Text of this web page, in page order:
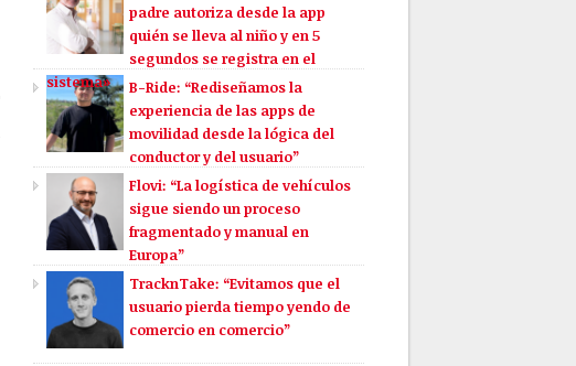
padre autoriza desde la app
quién se lleva al niño y en 5
segundos se registra en el
sistema»
B-Ride: “Rediseñamos la
experiencia de las apps de
movilidad desde la lógica del
conductor y del usuario”
Flovi: “La logística de vehículos
sigue siendo un proceso
fragmentado y manual en
Europa”
TracknTake: “Evitamos que el
usuario pierda tiempo yendo de
comercio en comercio”